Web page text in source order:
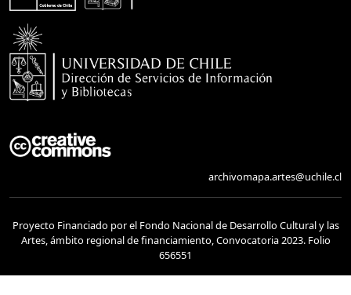
archivomapa.artes@uchile.cl
Proyecto Financiado por el Fondo Nacional de Desarrollo Cultural y las
Artes, ámbito regional de financiamiento, Convocatoria 2023. Folio
656551